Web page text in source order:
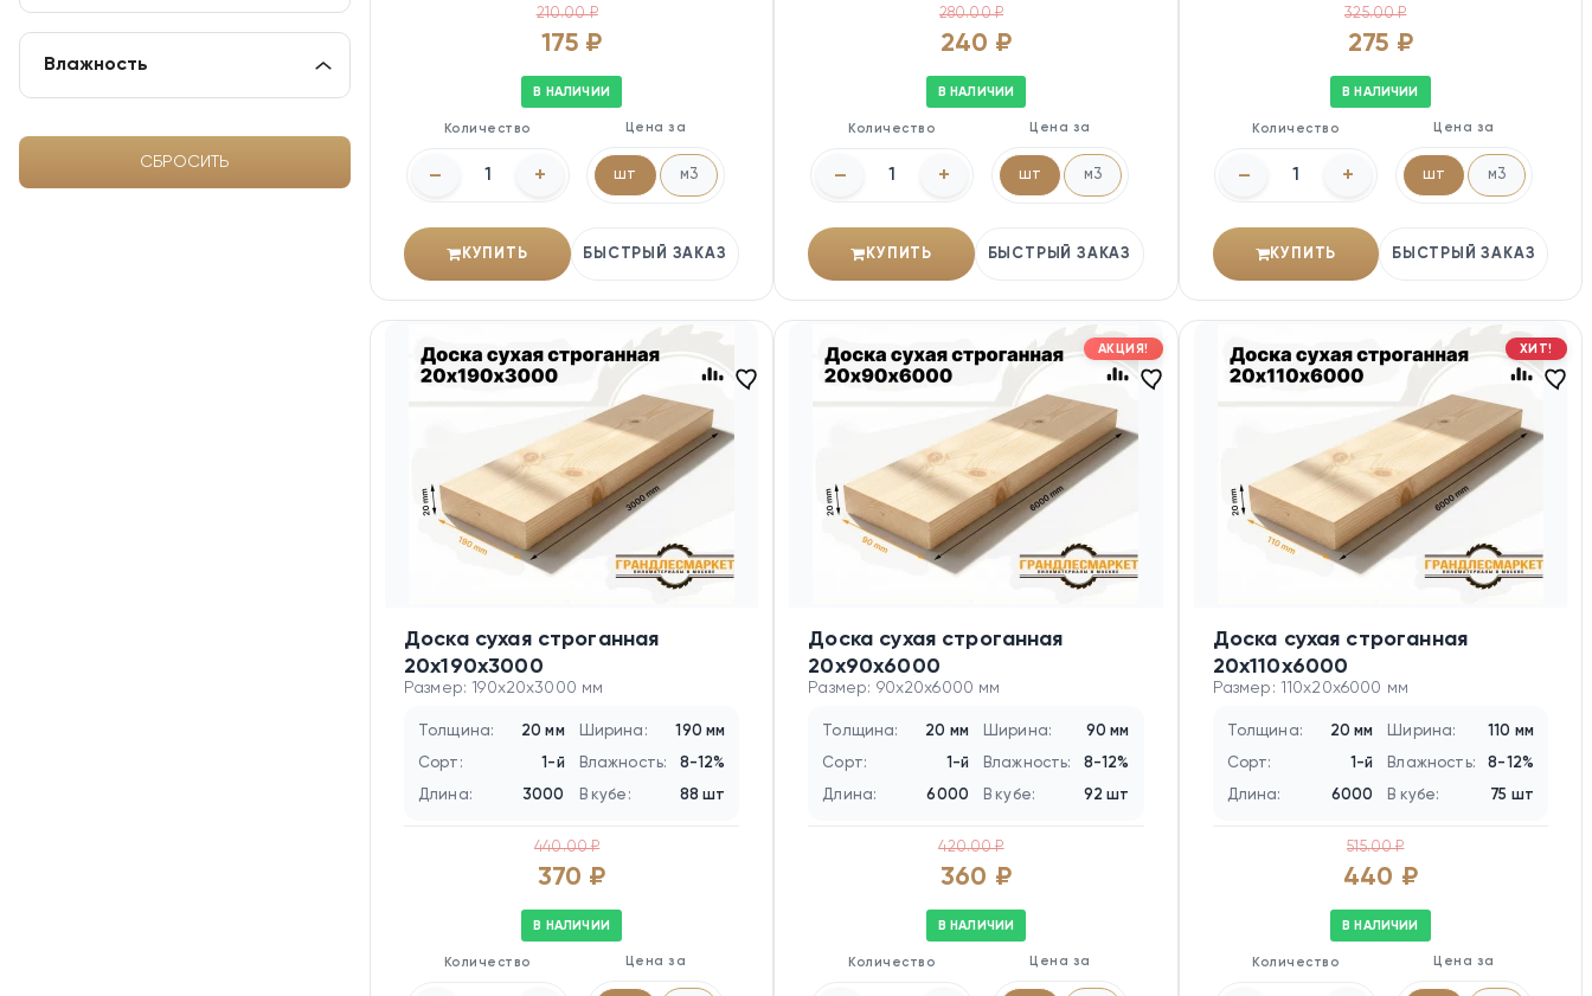
Влажность
СБРОСИТЬ
210.00 ₽
175 ₽
В НАЛИЧИИ
Количество
– +
Цена за
шт м3
КУПИТЬ БЫСТРЫЙ ЗАКАЗ
280.00 ₽
240 ₽
В НАЛИЧИИ
Количество
– +
Цена за
шт м3
КУПИТЬ БЫСТРЫЙ ЗАКАЗ
325.00 ₽
275 ₽
В НАЛИЧИИ
Количество
– +
Цена за
шт м3
КУПИТЬ БЫСТРЫЙ ЗАКАЗ
Доска сухая строганная
20х190х3000
Размер: 190x20x3000 мм
Толщина: 20 мм Ширина: 190 мм
Сорт: 1-й Влажность: 8-12%
Длина: 3000 В кубе: 88 шт
440.00 ₽
370 ₽
В НАЛИЧИИ
Количество Цена за
АКЦИЯ!
Доска сухая строганная
20х90х6000
Размер: 90x20x6000 мм
Толщина: 20 мм Ширина: 90 мм
Сорт: 1-й Влажность: 8-12%
Длина: 6000 В кубе: 92 шт
420.00 ₽
360 ₽
В НАЛИЧИИ
Количество Цена за
ХИТ!
Доска сухая строганная
20х110х6000
Размер: 110x20x6000 мм
Толщина: 20 мм Ширина: 110 мм
Сорт: 1-й Влажность: 8-12%
Длина: 6000 В кубе: 75 шт
515.00 ₽
440 ₽
В НАЛИЧИИ
Количество Цена за